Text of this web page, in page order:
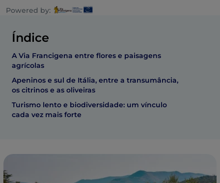
Powered by:
Índice
A Via Francigena entre flores e paisagens
agrícolas
Apeninos e sul de Itália, entre a transumância,
os citrinos e as oliveiras
Turismo lento e biodiversidade: um vínculo
cada vez mais forte